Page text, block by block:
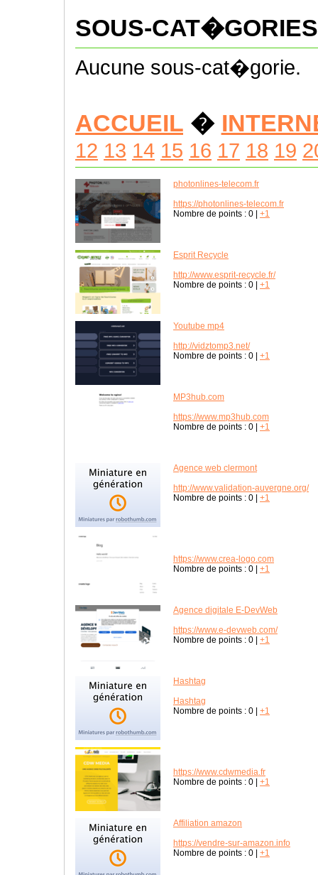
SOUS-CAT�GORIES
Aucune sous-cat�gorie.
ACCUEIL �
12 13 14 15 16 17 18 19
photonlines-telecom.fr
https://photonlines-telecom.fr
Nombre de points : 0 +1
Esprit Recycle
http://www.esprit-recycle.fr/
Nombre de points : 0 +1
Youtube mp4
http://vidztomp3.net/
Nombre de points : 0 +1
MP3hub.com
https://www.mp3hub.com
Nombre de points : 0 +1
Agence web clermont
http://www.validation-auvergne.org/
Nombre de points : 0 +1
https://www.crea-logo.com
Nombre de points : 0 +1
Agence digitale E-DevWeb
https://www.e-devweb.com/
Nombre de points : 0 +1
Hashtag
Hashtag
Nombre de points : 0 +1
https://www.cdwmedia.fr
Nombre de points : 0 +1
Affiliation amazon
https://vendre-sur-amazon.info
Nombre de points : 0 +1